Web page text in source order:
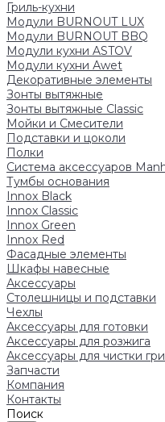
Гриль-кухни
Модули BURNOUT LUX
Модули BURNOUT BBQ
Модули кухни ASTOV
Модули кухни Аwet
Декоративные элементы
Зонты вытяжные
Зонты вытяжные Classic
Мойки и Смесители
Подставки и цоколи
Полки
Система аксессуаров
Тумбы основания
Innox Black
Innox Classic
Innox Green
Innox Red
Фасадные элементы
Шкафы навесные
Аксессуары
Столешницы и подставки
Чехлы
Аксессуары для готовки
Аксессуары для розжига
Аксессуары для чистки
Запчасти
Компания
Контакты
Поиск